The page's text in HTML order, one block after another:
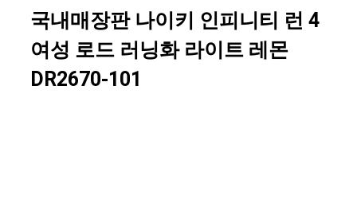
국내매장판 나이키 인피니티 런 4
여성 로드 러닝화 라이트 레몬
DR2670-101